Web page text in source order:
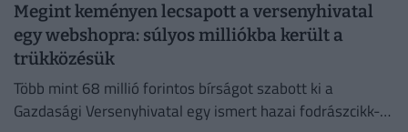
Megint keményen lecsapott a versenyhivatal
egy webshopra: súlyos milliókba került a
trükközésük
Több mint 68 millió forintos bírságot szabott ki a
Gazdasági Versenyhivatal egy ismert hazai fodrászcikk-